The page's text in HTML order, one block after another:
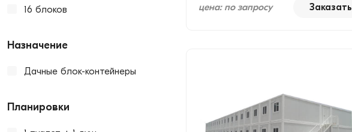
16 блоков
Назначение
Дачные блок-контейнеры
Планировки
цена: по запросу Заказать